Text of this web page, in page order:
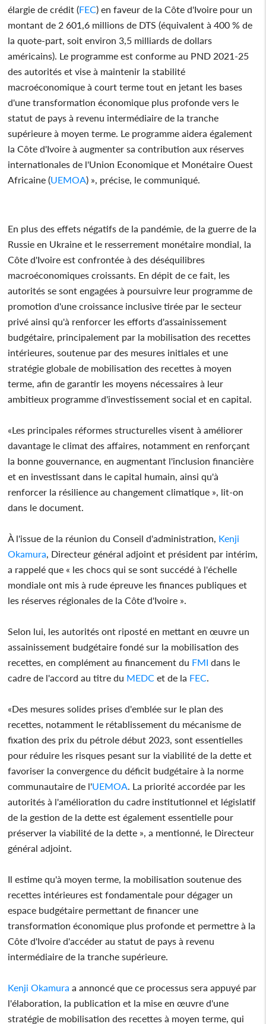
élargie de crédit (FEC) en faveur de la Côte d'Ivoire pour un
montant de 2 601,6 millions de DTS (équivalent à 400 % de
la quote-part, soit environ 3,5 milliards de dollars
américains). Le programme est conforme au PND 2021-25
des autorités et vise à maintenir la stabilité
macroéconomique à court terme tout en jetant les bases
d'une transformation économique plus profonde vers le
statut de pays à revenu intermédiaire de la tranche
supérieure à moyen terme. Le programme aidera également
la Côte d'Ivoire à augmenter sa contribution aux réserves
internationales de l'Union Economique et Monétaire Ouest
Africaine (UEMOA) », précise, le communiqué.
En plus des effets négatifs de la pandémie, de la guerre de la
Russie en Ukraine et le resserrement monétaire mondial, la
Côte d'Ivoire est confrontée à des déséquilibres
macroéconomiques croissants. En dépit de ce fait, les
autorités se sont engagées à poursuivre leur programme de
promotion d'une croissance inclusive tirée par le secteur
privé ainsi qu'à renforcer les efforts d'assainissement
budgétaire, principalement par la mobilisation des recettes
intérieures, soutenue par des mesures initiales et une
stratégie globale de mobilisation des recettes à moyen
terme, afin de garantir les moyens nécessaires à leur
ambitieux programme d'investissement social et en capital.
«Les principales réformes structurelles visent à améliorer
davantage le climat des affaires, notamment en renforçant
la bonne gouvernance, en augmentant l'inclusion financière
et en investissant dans le capital humain, ainsi qu'à
renforcer la résilience au changement climatique », lit-on
dans le document.
À l'issue de la réunion du Conseil d'administration, Kenji
Okamura, Directeur général adjoint et président par intérim,
a rappelé que « les chocs qui se sont succédé à l'échelle
mondiale ont mis à rude épreuve les finances publiques et
les réserves régionales de la Côte d'Ivoire ».
Selon lui, les autorités ont riposté en mettant en œuvre un
assainissement budgétaire fondé sur la mobilisation des
recettes, en complément au financement du FMI dans le
cadre de l'accord au titre du MEDC et de la FEC.
«Des mesures solides prises d'emblée sur le plan des
recettes, notamment le rétablissement du mécanisme de
fixation des prix du pétrole début 2023, sont essentielles
pour réduire les risques pesant sur la viabilité de la dette et
favoriser la convergence du déficit budgétaire à la norme
communautaire de l'UEMOA. La priorité accordée par les
autorités à l'amélioration du cadre institutionnel et législatif
de la gestion de la dette est également essentielle pour
préserver la viabilité de la dette », a mentionné, le Directeur
général adjoint.
Il estime qu'à moyen terme, la mobilisation soutenue des
recettes intérieures est fondamentale pour dégager un
espace budgétaire permettant de financer une
transformation économique plus profonde et permettre à la
Côte d'Ivoire d'accéder au statut de pays à revenu
intermédiaire de la tranche supérieure.
Kenji Okamura a annoncé que ce processus sera appuyé par
l'élaboration, la publication et la mise en œuvre d'une
stratégie de mobilisation des recettes à moyen terme, qui